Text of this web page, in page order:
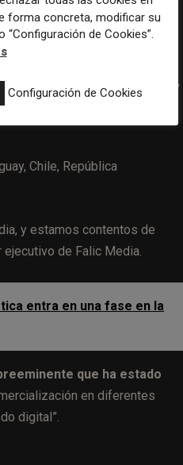
of Companies,
free
,
productos de consumo, y
Chile, República
y estamos contentos de
ejecutivo de Falic Media.
entra en una fase en la
que ha estado
en diferentes
digital”.
forma concreta, modificar su
de Cookies”.
Configuración de Cookies